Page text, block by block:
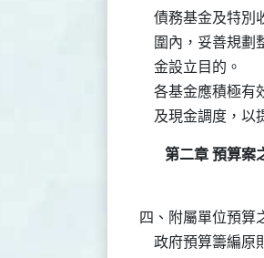
債務基金及特
圍內，妥善規
    金設立目的。
各基金應積極
第二章 預算案
四、附屬單位預算